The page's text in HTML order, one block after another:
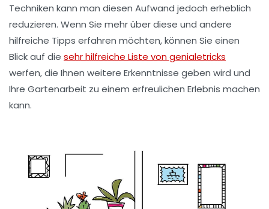
Techniken kann man diesen Aufwand jedoch erheblich
reduzieren. Wenn Sie mehr über diese und andere
hilfreiche Tipps erfahren möchten, können Sie einen
Blick auf die sehr hilfreiche Liste von genialetricks
werfen, die Ihnen weitere Erkenntnisse geben wird und
Ihre Gartenarbeit zu einem erfreulichen Erlebnis machen
kann.